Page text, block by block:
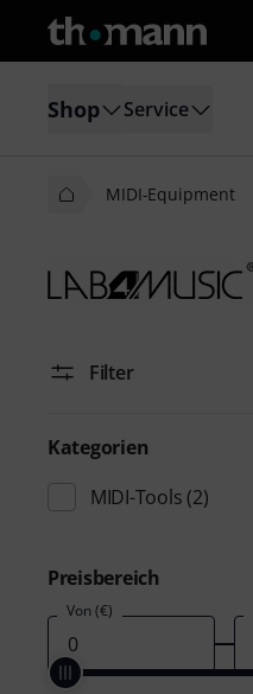
Shop Service
MIDI-Equipment
Filter
Kategorien
MIDI-Tools (2)
Preisbereich
Von (€)